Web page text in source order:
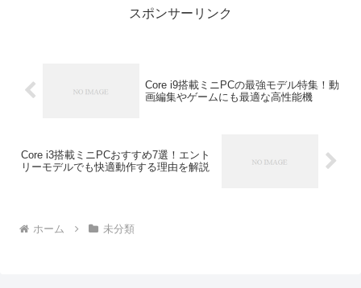
スポンサーリンク
Core i9搭載ミニPCの最強モデル特集！動
画編集やゲームにも最適な高性能機
Core i3搭載ミニPCおすすめ7選！エント
リーモデルでも快適動作する理由を解説
ホーム 未分類